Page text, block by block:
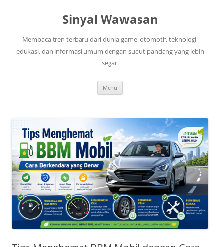
Sinyal Wawasan
Membaca tren terbaru dari dunia game, otomotif, teknologi,
edukasi, dan informasi umum dengan sudut pandang yang lebih
segar.
Menu